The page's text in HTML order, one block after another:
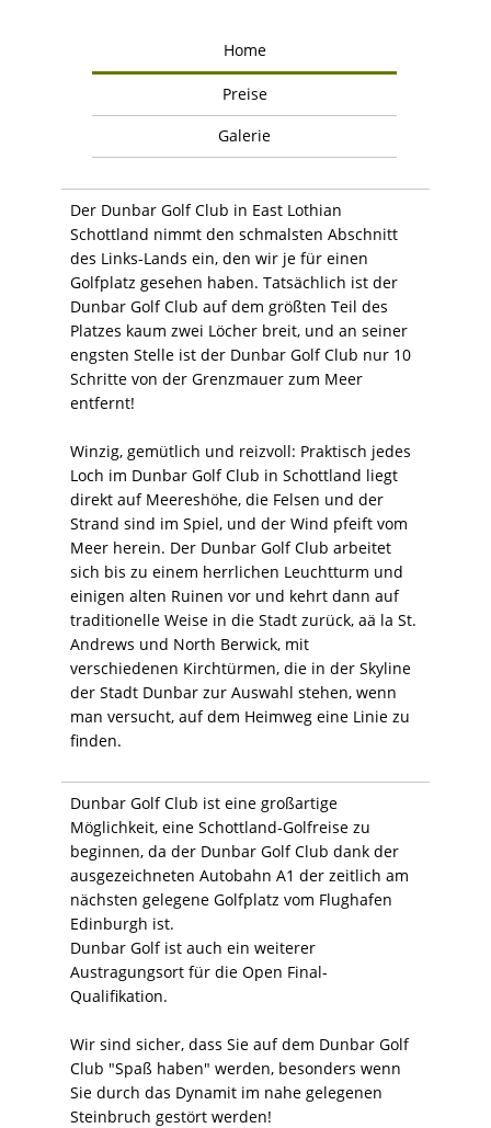
Home
Preise
Galerie
Der Dunbar Golf Club in East Lothian
Schottland nimmt den schmalsten Abschnitt
des Links-Lands ein, den wir je für einen
Golfplatz gesehen haben. Tatsächlich ist der
Dunbar Golf Club auf dem größten Teil des
Platzes kaum zwei Löcher breit, und an seiner
engsten Stelle ist der Dunbar Golf Club nur 10
Schritte von der Grenzmauer zum Meer
entfernt!
Winzig, gemütlich und reizvoll: Praktisch jedes
Loch im Dunbar Golf Club in Schottland liegt
direkt auf Meereshöhe, die Felsen und der
Strand sind im Spiel, und der Wind pfeift vom
Meer herein. Der Dunbar Golf Club arbeitet
sich bis zu einem herrlichen Leuchtturm und
einigen alten Ruinen vor und kehrt dann auf
traditionelle Weise in die Stadt zurück, aä la St.
Andrews und North Berwick, mit
verschiedenen Kirchtürmen, die in der Skyline
der Stadt Dunbar zur Auswahl stehen, wenn
man versucht, auf dem Heimweg eine Linie zu
finden.
Dunbar Golf Club ist eine großartige
Möglichkeit, eine Schottland-Golfreise zu
beginnen, da der Dunbar Golf Club dank der
ausgezeichneten Autobahn A1 der zeitlich am
nächsten gelegene Golfplatz vom Flughafen
Edinburgh ist.
Dunbar Golf ist auch ein weiterer
Austragungsort für die Open Final-
Qualifikation.
Wir sind sicher, dass Sie auf dem Dunbar Golf
Club "Spaß haben" werden, besonders wenn
Sie durch das Dynamit im nahe gelegenen
Steinbruch gestört werden!